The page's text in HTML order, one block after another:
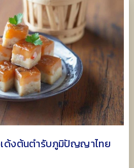
เด้งต้นตำรับภูมิปัญญาไทย